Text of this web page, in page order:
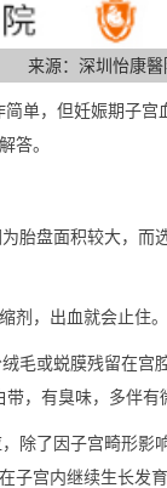
来源：深圳怡康醫
单，但妊娠期子
答。
盘面积较大，而
，出血就会止住。
或蜕膜残留在宫
，有臭味，多伴有
了因子宫畸形影
子宫内继续生长发